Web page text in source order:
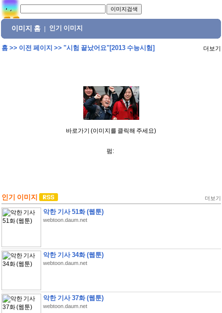
이미지 홈 인기 이미지
홈>> 이전 페이지 >> "시험 끝났어요"[2013 수능시험] 더보기
바로가기 (이미지를 클릭해 주세요)
펌:
인기 이미지 더보기
악한 기사 51화 (웹툰)
webtoon.daum.net
악한 기사 34화 (웹툰)
webtoon.daum.net
악한 기사 37화 (웹툰)
webtoon.daum.net